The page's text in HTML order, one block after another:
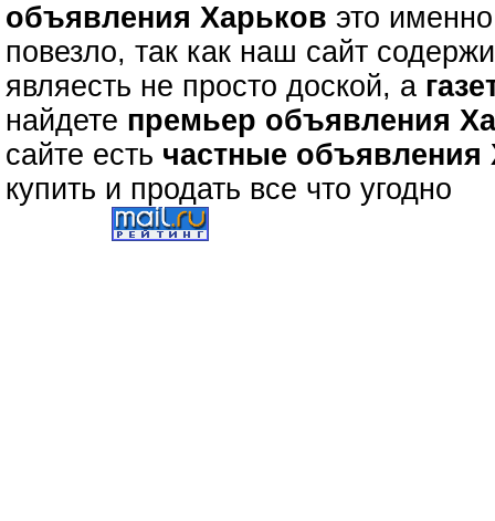
объявления Харьков это
повезло, так как наш сайт
являесть не просто доской, а
найдете премьер объявления
сайте есть частные объявления
купить и продать все что угодно